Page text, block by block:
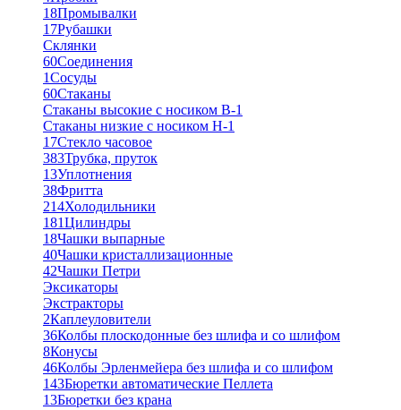
18Промывалки
17Рубашки
Склянки
60Соединения
1Сосуды
60Стаканы
Стаканы высокие с носиком В-1
Стаканы низкие с носиком Н-1
17Стекло часовое
383Трубка, пруток
13Уплотнения
38Фритта
214Холодильники
181Цилиндры
18Чашки выпарные
40Чашки кристаллизационные
42Чашки Петри
Эксикаторы
Экстракторы
2Каплеуловители
36Колбы плоскодонные без шлифа и со шлифом
8Конусы
46Колбы Эрленмейера без шлифа и со шлифом
143Бюретки автоматические Пеллета
13Бюретки без крана